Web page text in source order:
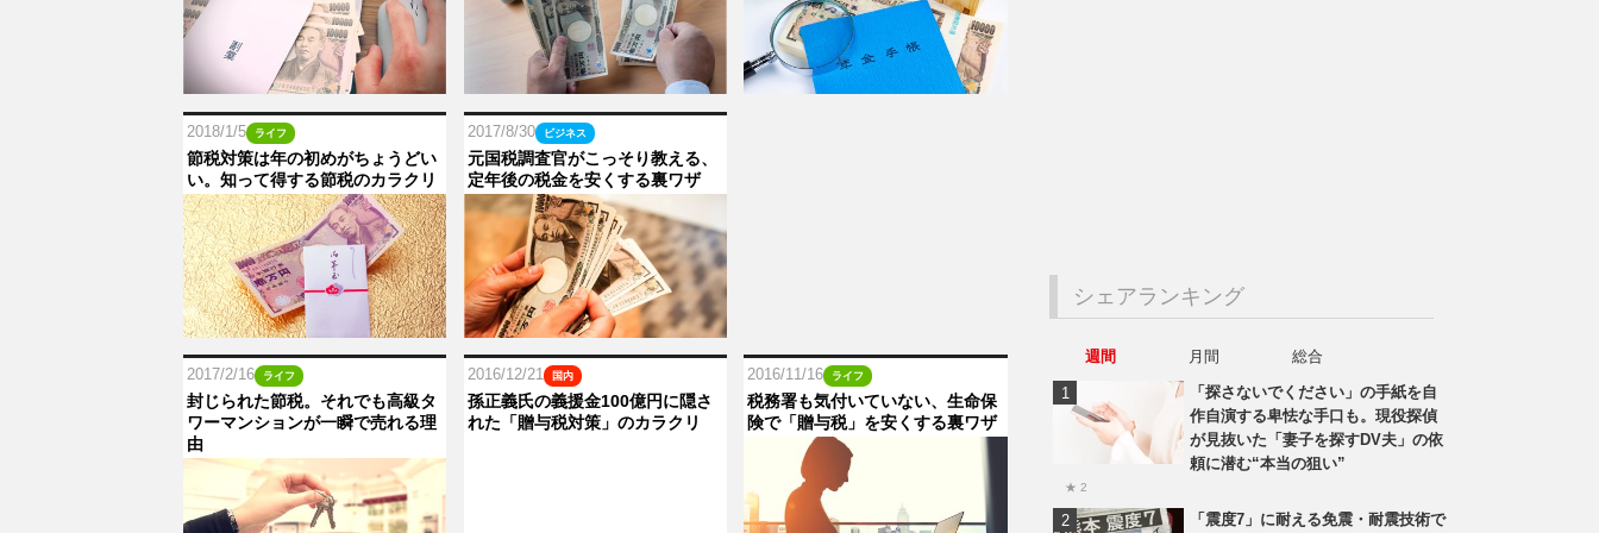
2018/1/5 ライフ
節税対策は年の初めがちょうどい
い。知って得する節税のカラクリ
2017/8/30 ビジネス
元国税調査官がこっそり教える、
定年後の税金を安くする裏ワザ
2017/2/16 ライフ
封じられた節税。それでも高級タ
ワーマンションが一瞬で売れる理
由
2016/12/21 国内
孫正義氏の義援金100億円に隠さ
れた「贈与税対策」のカラクリ
2016/11/16 ライフ
税務署も気付いていない、生命保
険で「贈与税」を安くする裏ワザ
シェアランキング
週間 月間
総合
「探さないでください」の手紙を自
作自演する卑怯な手口も。現役探偵
が見抜いた「妻子を探すDV夫」の依
頼に潜む“本当の狙い”
★ 2
「震度7」に耐える免震・耐震技術で